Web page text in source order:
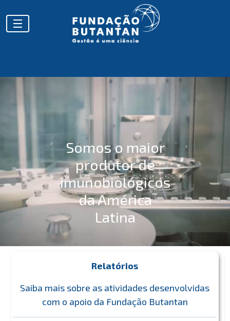
Somos o maior
produtor de
imunobiológicos
da América
Latina
Relatórios
Saiba mais sobre as atividades desenvolvidas
com o apoio da Fundação Butantan